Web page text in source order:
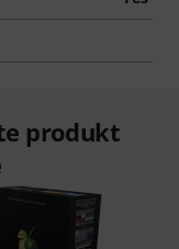
produkt